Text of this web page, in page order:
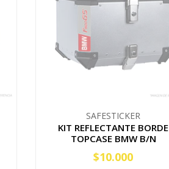
SAFESTICKER
KIT REFLECTANTE BORDE
TOPCASE BMW B/N
AGOTADO
$10.000